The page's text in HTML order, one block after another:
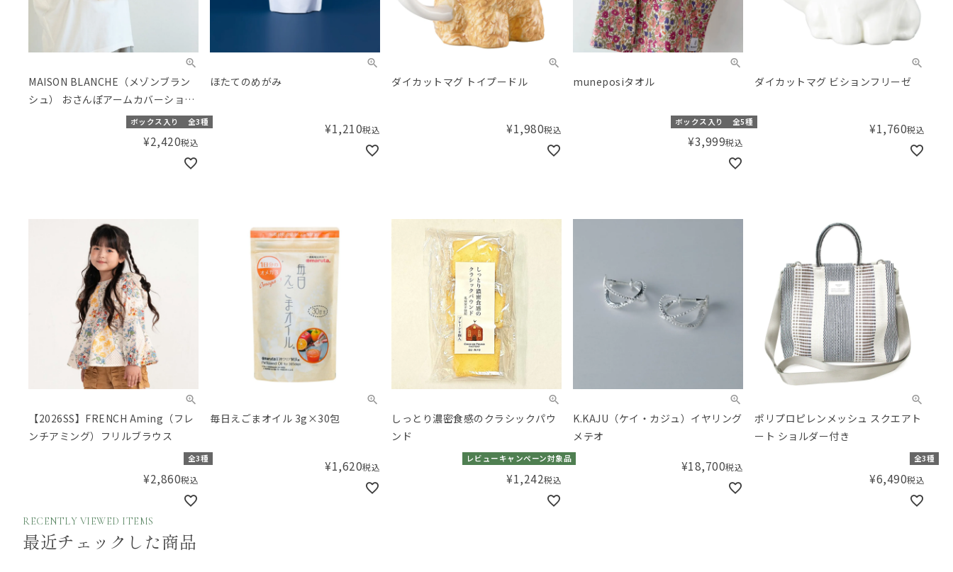
MAISON BLANCHE（メゾンブラン
シュ） おさんぽアームカバーショー
ボックス入り 全3種
¥2,420税込
ほたてのめがみ
¥1,210税込
ダイカットマグ トイプードル
¥1,980税込
muneposiタオル
ボックス入り 全5種
¥3,999税込
ダイカットマグ ビションフリーゼ
¥1,760税込
【2026SS】FRENCH Aming（フレ
ンチアミング）フリルブラウス
全3種
¥2,860税込
毎日えごまオイル 3g×30包
¥1,620税込
しっとり濃密食感のクラシックパウ
ンド
レビューキャンペーン対象品
¥1,242税込
K.KAJU（ケイ・カジュ）イヤリング
メテオ
¥18,700税込
ポリプロピレンメッシュ スクエアト
ート ショルダー付き
全3種
¥6,490税込
RECENTLY VIEWED ITEMS
最近チェックした商品